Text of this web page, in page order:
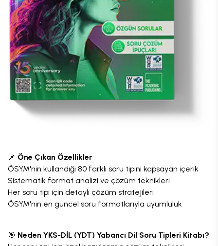
📌 Öne Çıkan Özellikler
ÖSYM'nin kullandığı 80 farklı soru tipini kapsayan içerik
Sistematik format analizi ve çözüm teknikleri
Her soru tipi için detaylı çözüm stratejileri
ÖSYM'nin en güncel soru formatlarıyla uyumluluk
🎯 Neden YKS-DİL (YDT) Yabancı Dil Soru Tipleri Kitabı?